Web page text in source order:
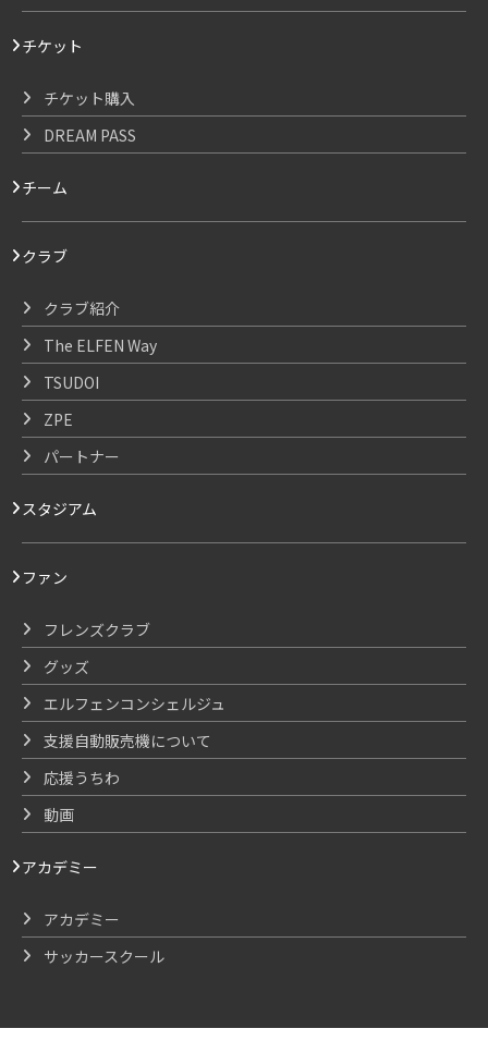
チケット
チケット購入
DREAM PASS
チーム
クラブ
クラブ紹介
The ELFEN Way
TSUDOI
ZPE
パートナー
スタジアム
ファン
フレンズクラブ
グッズ
エルフェンコンシェルジュ
支援自動販売機について
応援うちわ
動画
アカデミー
アカデミー
サッカースクール